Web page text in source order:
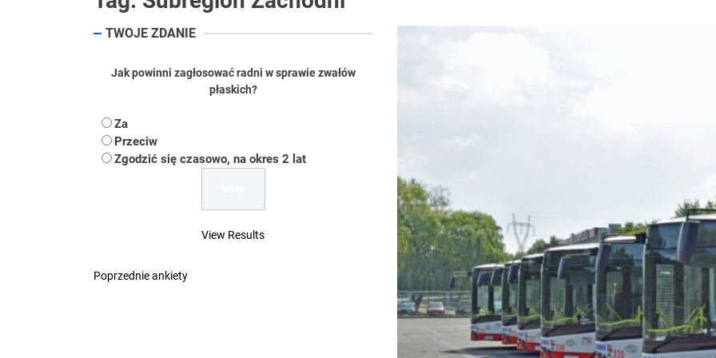
Koper – część 2.
Uwaga Dębieńsko – woda nieprzydatna do spożycia!!!
Dość komentowania kolejnych afer w ochronie zdrowia — czas zacząć mówić o
TWOJE ZDANIE
Jak powinni zagłosować radni w sprawie zwałów
płaskich?
Za
Przeciw
Zgodzić się czasowo, na okres 2 lat
View Results
Poprzednie ankiety